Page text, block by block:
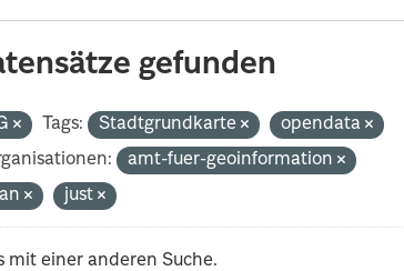
gefunden
Tags: Stadtgrundkarte
opendata
amt-fuer-geoinformation
just
mit einer anderen Suche.